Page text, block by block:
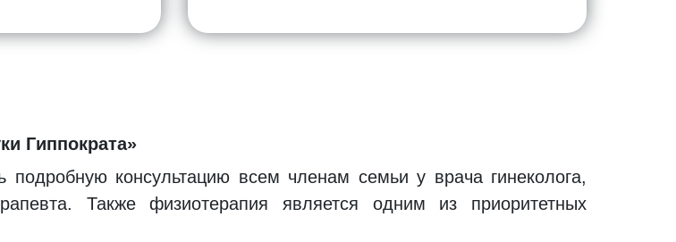
Гиппократа»
консультацию всем членам семьи у врача гинеколога,
Также физиотерапия является одним из приоритетных